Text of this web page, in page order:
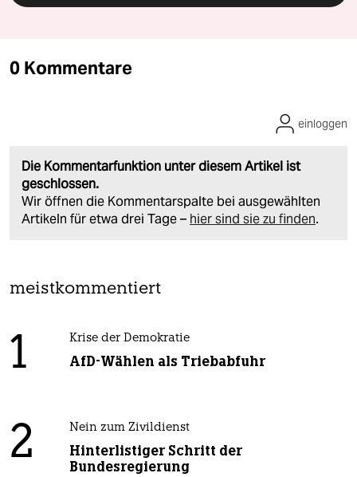
0 Kommentare
Die Kommentarfunktion unter diesem Artikel ist
geschlossen.
Wir öffnen die Kommentarspalte bei ausgewählten
Artikeln für etwa drei Tage – hier sind sie zu finden.
einloggen
meistkommentiert
1 Krise der Demokratie
AfD-Wählen als Triebabfuhr
2 Nein zum Zivildienst
Hinterlistiger Schritt der
Bundesregierung